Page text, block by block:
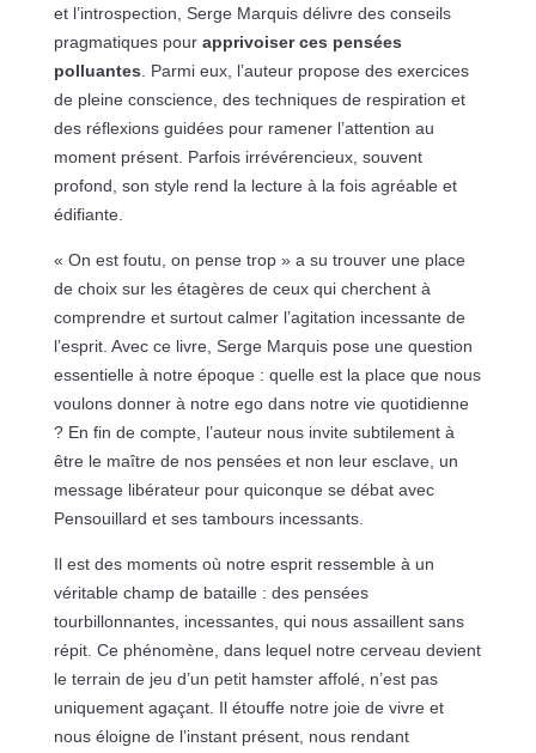
et l’introspection, Serge Marquis délivre des conseils
pragmatiques pour apprivoiser ces pensées
polluantes . Parmi eux, l’auteur propose des exercices
de pleine conscience, des techniques de respiration et
des réflexions guidées pour ramener l’attention au
moment présent. Parfois irrévérencieux, souvent
profond, son style rend la lecture à la fois agréable et
édifiante.
« On est foutu, on pense trop » a su trouver une place
de choix sur les étagères de ceux qui cherchent à
comprendre et surtout calmer l’agitation incessante de
l’esprit. Avec ce livre, Serge Marquis pose une question
essentielle à notre époque : quelle est la place que nous
voulons donner à notre ego dans notre vie quotidienne
? En fin de compte, l’auteur nous invite subtilement à
être le maître de nos pensées et non leur esclave, un
message libérateur pour quiconque se débat avec
Pensouillard et ses tambours incessants.
Il est des moments où notre esprit ressemble à un
véritable champ de bataille : des pensées
tourbillonnantes, incessantes, qui nous assaillent sans
répit. Ce phénomène, dans lequel notre cerveau devient
le terrain de jeu d’un petit hamster affolé, n’est pas
uniquement agaçant. Il étouffe notre joie de vivre et
nous éloigne de l’instant présent, nous rendant